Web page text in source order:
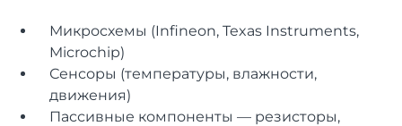
Микросхемы (Infineon, Texas Instruments,
Microchip)
Сенсоры (температуры, влажности,
движения)
Пассивные компоненты — резисторы,